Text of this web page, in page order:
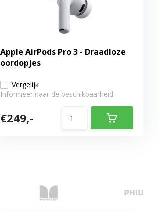
Apple AirPods Pro 3 - Draadloze
oordopjes
Vergelijk
Informeer naar de beschikbaarheid
€249,-